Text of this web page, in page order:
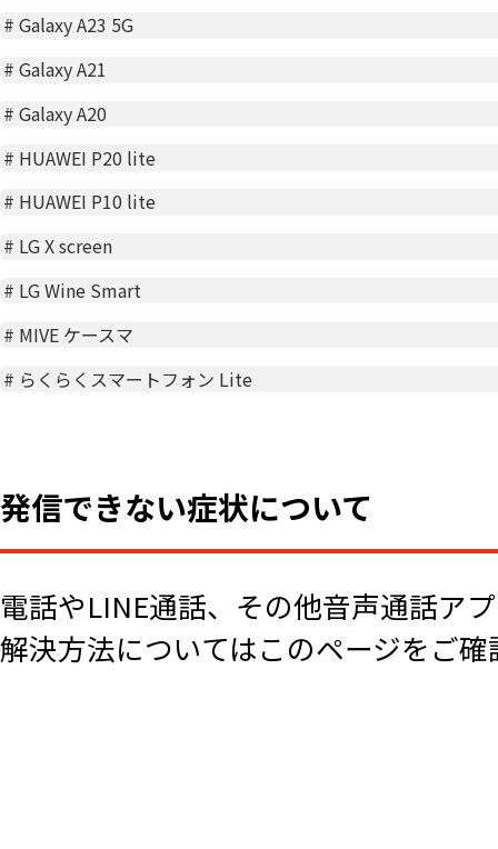
#Galaxy A23 5G
#Galaxy A21
#Galaxy A20
# HUAWEI P20 lite
# HUAWEI P10 lite
# LG X screen
# LG Wine Smart
# MIVE ケースマ
# らくらくスマートフォン Lite
発信できない症状について
電話やLINE通話、その他音声通話ア
解決方法についてはこのページをご